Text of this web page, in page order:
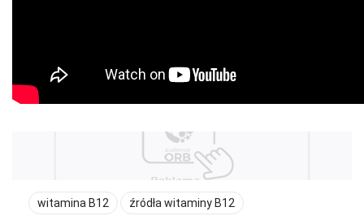
witamina B12 źródła witaminy B12